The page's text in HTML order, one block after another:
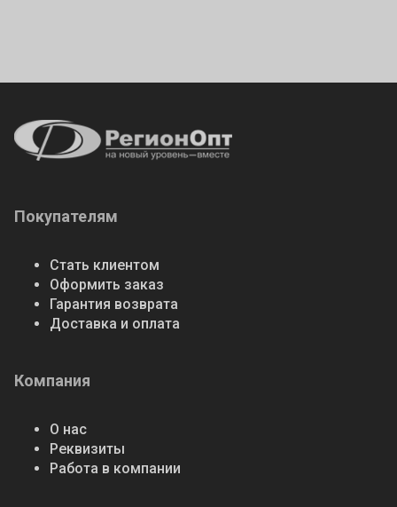
Покупателям
Стать клиентом
Оформить заказ
Гарантия возврата
Доставка и оплата
Компания
О нас
Реквизиты
Работа в компании